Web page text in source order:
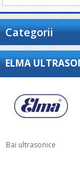
Categorii
ELMA
Bai ultrasonice